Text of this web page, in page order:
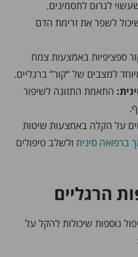
לגרום לתסמינים.
לשפר את זרימת הדם
ספציפיות באמצעות צמח
למצבים של “קור” ברגליים.
התאמת התזונה לשיפור
על הקלה באמצעות שיטות
ברפואה סינית ולשלב טיפולים
הרגליים
נוספות שיכולות להקל על